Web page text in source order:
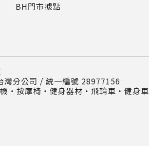
BH門市據點
灣分公司 / 統一編號 28977156
機‧按摩椅‧健身器材‧飛輪車‧健身車